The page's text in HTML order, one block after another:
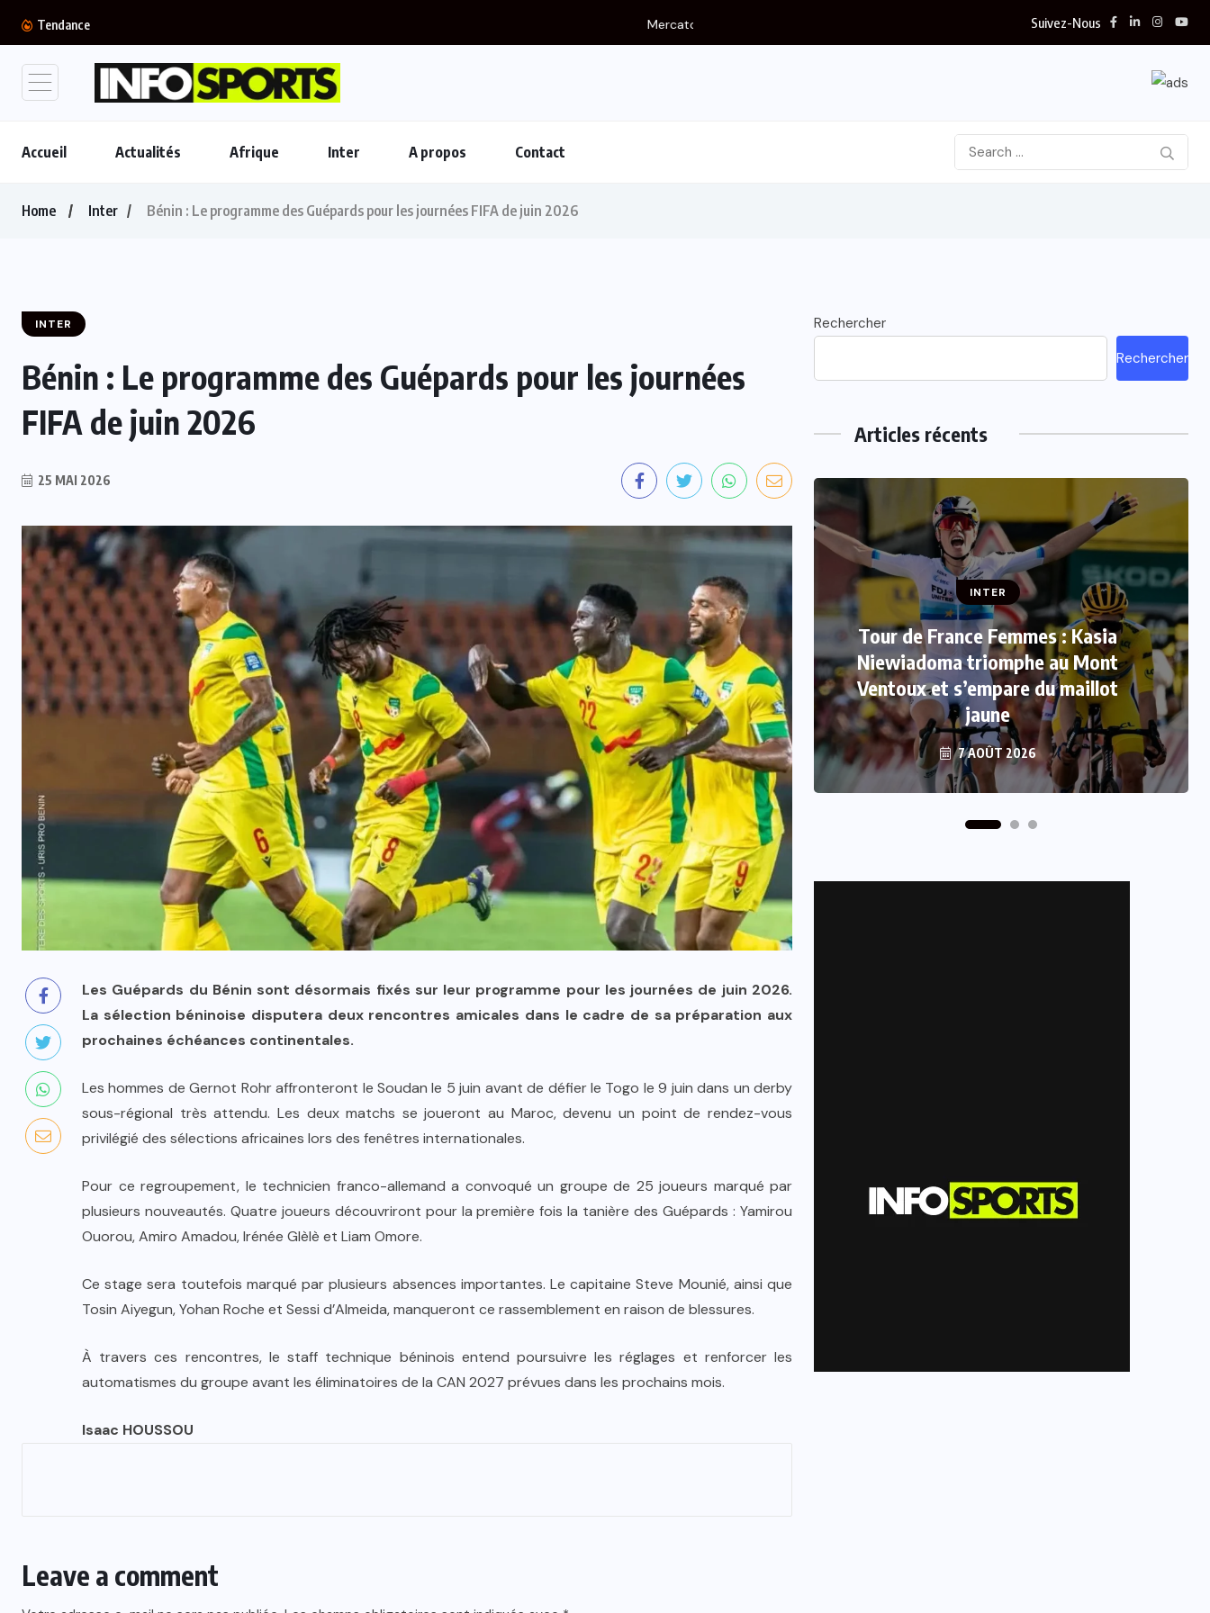
Tendance Suivez-Nous
Accueil Actualités Afrique Inter A propos Contact
Home Inter Bénin : Le programme des Guépards pour les journées FIFA de juin 2026
INTER
Bénin : Le programme des Guépards pour les journées
FIFA de juin 2026
25 MAI 2026
Les Guépards du Bénin sont désormais fixés sur leur programme pour les journées de juin 2026.
La sélection béninoise disputera deux rencontres amicales dans le cadre de sa préparation aux
prochaines échéances continentales.
Les hommes de Gernot Rohr affronteront le Soudan le 5 juin avant de défier le Togo le 9 juin dans un derby
sous-régional très attendu. Les deux matchs se joueront au Maroc, devenu un point de rendez-vous
privilégié des sélections africaines lors des fenêtres internationales.
Pour ce regroupement, le technicien franco-allemand a convoqué un groupe de 25 joueurs marqué par
plusieurs nouveautés. Quatre joueurs découvriront pour la première fois la tanière des Guépards : Yamirou
Ouorou, Amiro Amadou, Irénée Glèlè et Liam Omore.
Ce stage sera toutefois marqué par plusieurs absences importantes. Le capitaine Steve Mounié, ainsi que
Tosin Aiyegun, Yohan Roche et Sessi d’Almeida, manqueront ce rassemblement en raison de blessures.
À travers ces rencontres, le staff technique béninois entend poursuivre les réglages et renforcer les
automatismes du groupe avant les éliminatoires de la CAN 2027 prévues dans les prochains mois.
Isaac HOUSSOU
Leave a comment
Rechercher
Rechercher
Articles récents
INTER
Mercato : Monaco s’intéresse à
Romelu Lukaku, Naples prêt à le
laisser partir
7 AOÛT 2026
INTER
Tour de France Femmes : Kasia
Niewiadoma triomphe au Mont
Ventoux et s’empare du maillot
jaune
7 AOÛT 2026
INTER
Mercato : Le FC Barcelone s’offre
Rodri pour 50 millions d’euros
7 AOÛT 2026